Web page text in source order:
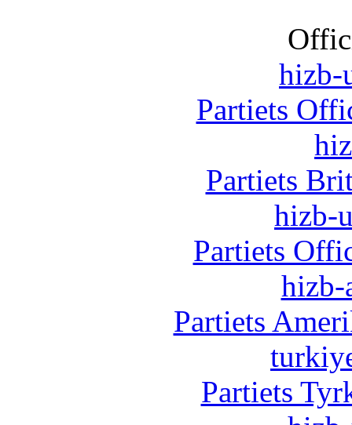
hizb-
Partiets
Partiets
hizb-
Partiets
hizb-
Partiets
Partiets